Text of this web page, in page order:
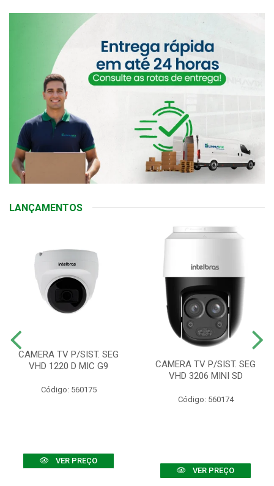
LANÇAMENTOS
CAMERA TV P/SIST. SEG
VHD 1220 D MIC G9
Código: 560175
VER PREÇO
CAMERA TV P/SIST. SEG
VHD 3206 MINI SD
Código: 560174
VER PREÇO